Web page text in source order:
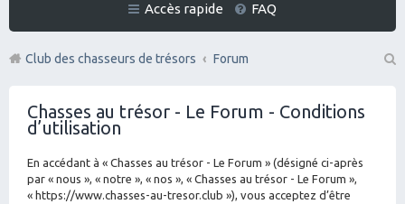
Accès rapide FAQ
Club des chasseurs de trésors
Forum
Chasses au trésor - Le Forum - Conditions
d’utilisation
En accédant à « Chasses au trésor - Le Forum » (désigné ci-après
par « nous », « notre », « nos », « Chasses au trésor - Le Forum »,
« https://www.chasses-au-tresor.club »), vous acceptez d’être